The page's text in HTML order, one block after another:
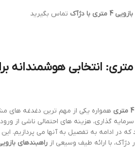
با دژآک تماس بگیرید
همواره یکی از مهم ترین دغدغه های
گذاری، هزینه های احتمالی ناشی از
در ادامه به تفصیل به آنها می پردازیم.
با ارائه طیف وسیعی از راهبندهای بازویی 4